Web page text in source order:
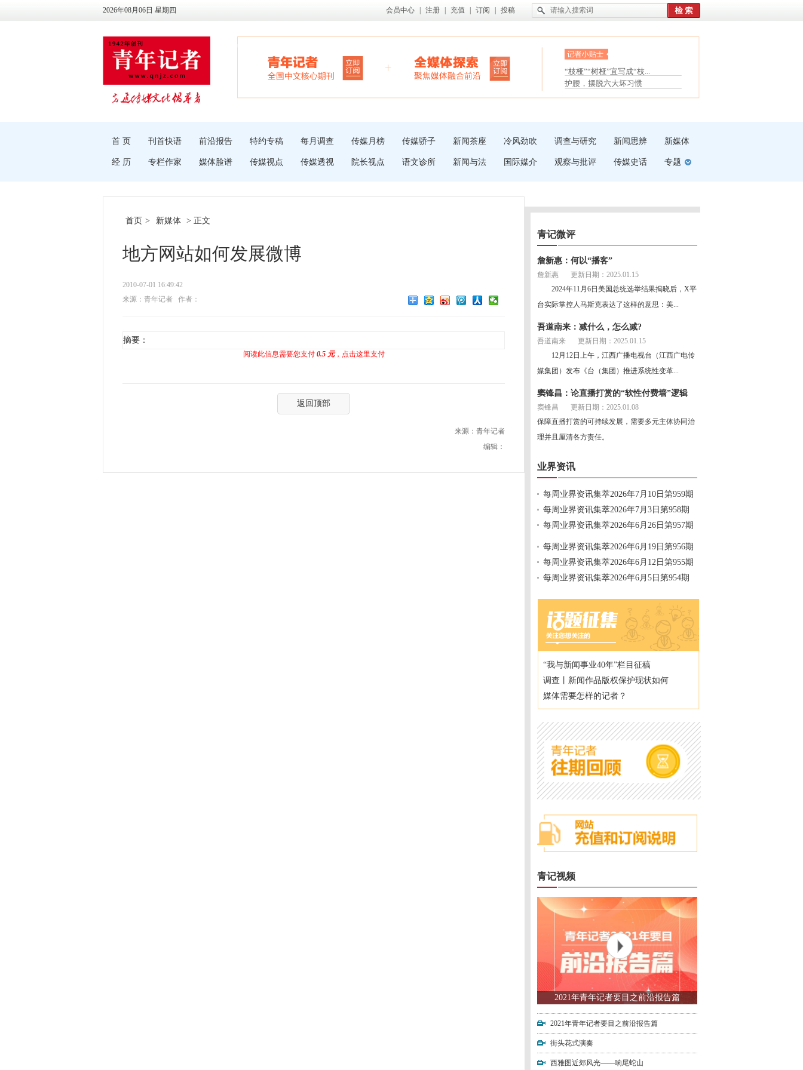
2026年08月06日 星期四 会员中心 注册 充值 订阅 投稿
眼白变红或是结膜下出血
“枝桠”“树桠”宜写成“枝...
夏天缓解疲劳有三招
护腰，摆脱六大坏习惯
受伤了冰敷还是热敷
首 页 刊首快语 前沿报告 特约专稿 每月调查 传媒月榜 传媒骄子 新闻茶座 冷风劲吹 调查与研究 新闻思辨 新媒体
经 历 专栏作家 媒体脸谱 传媒视点 传媒透视 院长视点 语文诊所 新闻与法 国际媒介 观察与批评 传媒史话 专题
首页 > 新媒体 > 正文
地方网站如何发展微博
2010-07-01 16:49:42
来源：青年记者
作者：
摘要：
阅读此信息需要您支付 0.5 元，点击这里支付
返回顶部
来源：青年记者
编辑：
青记微评
詹新惠：何以“播客”
詹新惠
更新日期：2025.01.15
2024年11月6日美国总统选举结果揭晓后，X平
台实际掌控人马斯克表达了这样的意思：美...
吾道南来：减什么，怎么减?
吾道南来
更新日期：2025.01.15
12月12日上午，江西广播电视台（江西广电传
媒集团）发布《台（集团）推进系统性变革...
窦锋昌：论直播打赏的“软性付费墙”逻辑
窦锋昌
更新日期：2025.01.08
保障直播打赏的可持续发展，需要多元主体协同治
理并且厘清各方责任。
业界资讯
每周业界资讯集萃2026年7月10日第959期
每周业界资讯集萃2026年7月3日第958期
每周业界资讯集萃2026年6月26日第957期
每周业界资讯集萃2026年6月19日第956期
每周业界资讯集萃2026年6月12日第955期
每周业界资讯集萃2026年6月5日第954期
“我与新闻事业40年”栏目征稿
调查丨新闻作品版权保护现状如何
媒体需要怎样的记者？
青记视频
2021年青年记者要目之前沿报告篇
2021年青年记者要目之前沿报告篇
街头花式演奏
西雅图近郊风光——响尾蛇山